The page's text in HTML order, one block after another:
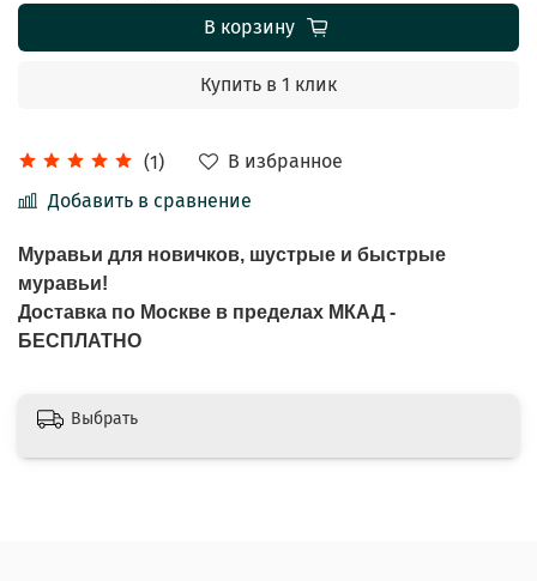
(1)
В избранное
Добавить в сравнение
В корзину
Купить в 1 клик
Муравьи для новичков, шустрые и быстрые
муравьи!
Доставка по Москве в пределах МКАД -
БЕСПЛАТНО
Выбрать